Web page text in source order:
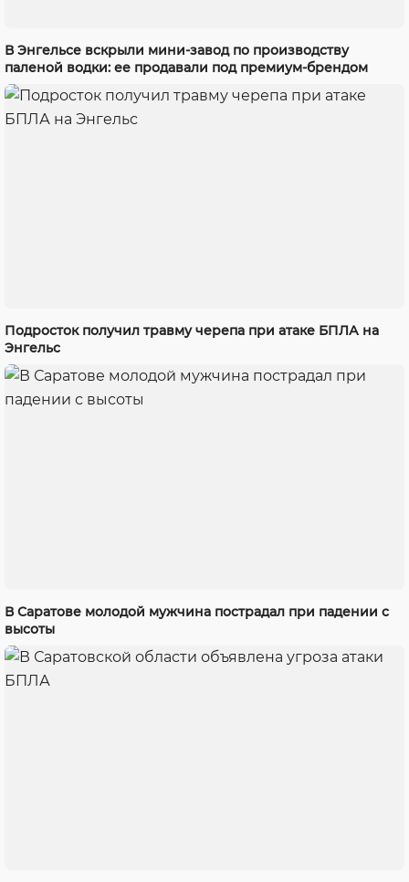
В Энгельсе вскрыли мини-завод по производству
паленой водки: ее продавали под премиум-брендом
Подросток получил травму черепа при атаке БПЛА на
Энгельс
В Саратове молодой мужчина пострадал при падении с
высоты